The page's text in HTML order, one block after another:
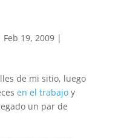
Feb 19, 2009|
de mi sitio, luego
en el trabajoy
un par de